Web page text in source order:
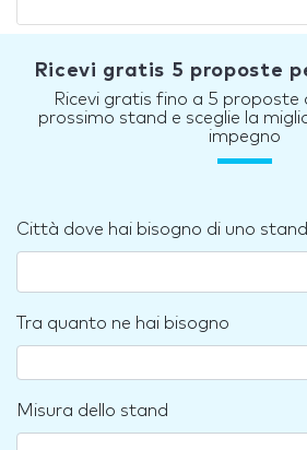
Ricevi gratis 5 proposte
Ricevi gratis fino a 5 proposte
prossimo stand e sceglie la
impegno
Città dove hai bisogno di uno stand
Tra quanto ne hai bisogno
Misura dello stand